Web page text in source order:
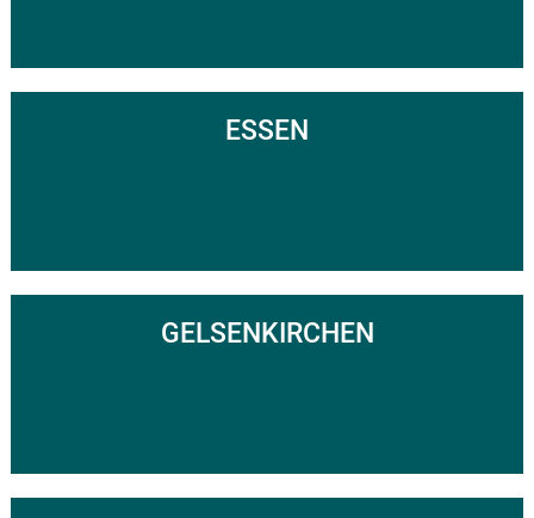
ESSEN
GELSENKIRCHEN